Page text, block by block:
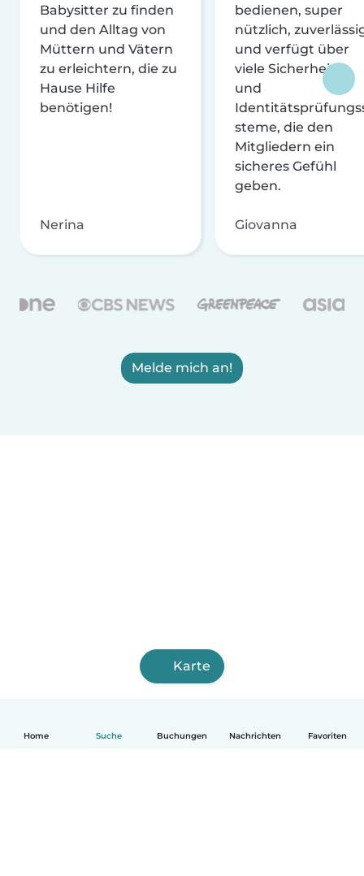
Home Suche Buchungen Nachrichten Favoriten
Babysitter zu finden
und den Alltag von
Müttern und Vätern
zu erleichtern, die zu
Hause Hilfe
benötigen!
Nerina
bedienen, super
nützlich,
und verfügt über
viele Sicherheits-
und
steme, die den
Mitgliedern ein
sicheres Gefühl
geben.
Giovanna
Melde mich an!
Karte